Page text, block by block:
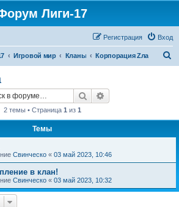
Лиги-17
Вход
Регистрация
Игровой мир Кланы Корпорация Zла
Поиск
2 темы • Страница 1 из 1
Темы
Свинческо « 03 май 2023, 10:46
в клан!
Свинческо « 03 май 2023, 10:32